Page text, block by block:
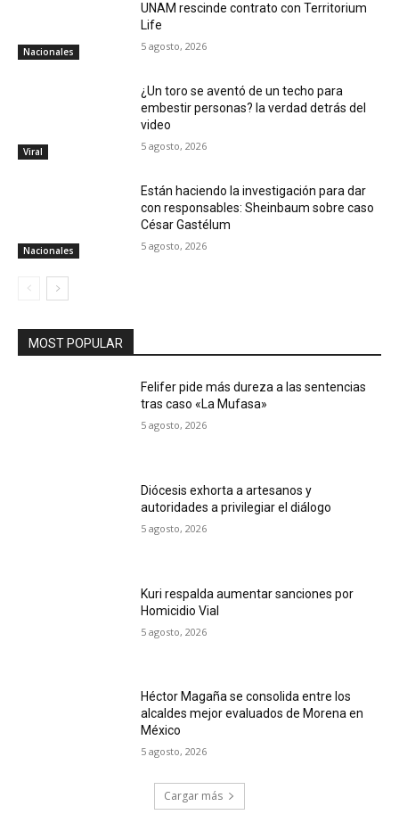
Nacionales
UNAM rescinde contrato con Territorium
Life
5 agosto, 2026
Viral
¿Un toro se aventó de un techo para
embestir personas? la verdad detrás del
video
5 agosto, 2026
Nacionales
Están haciendo la investigación para dar
con responsables: Sheinbaum sobre caso
César Gastélum
5 agosto, 2026
MOST POPULAR
Felifer pide más dureza a las sentencias
tras caso «La Mufasa»
5 agosto, 2026
Diócesis exhorta a artesanos y
autoridades a privilegiar el diálogo
5 agosto, 2026
Kuri respalda aumentar sanciones por
Homicidio Vial
5 agosto, 2026
Héctor Magaña se consolida entre los
alcaldes mejor evaluados de Morena en
México
5 agosto, 2026
Cargar más